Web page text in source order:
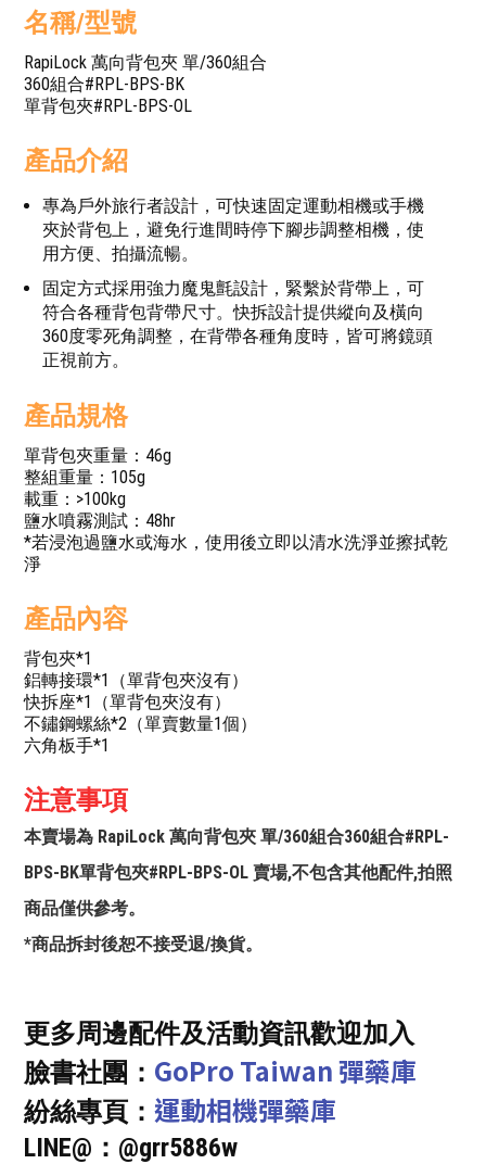
名稱/型號
RapiLock 萬向背包夾 單/360組合
360組合#RPL-BPS-BK
單背包夾#RPL-BPS-OL
產品介紹
專為戶外旅行者設計，可快速固定運動相機或手機
夾於背包上，避免行進間時停下腳步調整相機，使
用方便、拍攝流暢。
固定方式採用強力魔鬼氈設計，緊繫於背帶上，可
符合各種背包背帶尺寸。快拆設計提供縱向及橫向
360度零死角調整，在背帶各種角度時，皆可將鏡頭
正視前方。
產品規格
單背包夾重量：46g
整組重量：105g
載重：>100kg
鹽水噴霧測試：48hr
*若浸泡過鹽水或海水，使用後立即以清水洗淨並擦拭乾
淨
產品內容
背包夾*1
鋁轉接環*1（單背包夾沒有）
快拆座*1（單背包夾沒有）
不鏽鋼螺絲*2（單賣數量1個）
六角板手*1
注意事項
本賣場為 RapiLock 萬向背包夾 單/360組合360組合#RPL-
BPS-BK單背包夾#RPL-BPS-OL 賣場,不包含其他配件,拍照
商品僅供參考。
*商品拆封後恕不接受退/換貨。
更多周邊配件及活動資訊歡迎加入
臉書社團： GoPro Taiwan 彈藥庫
紛絲專頁： 運動相機彈藥庫
LINE@：@grr5886w